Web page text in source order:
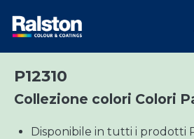
P12310
Collezione colori Colori
Disponibile in tutti i prodotti